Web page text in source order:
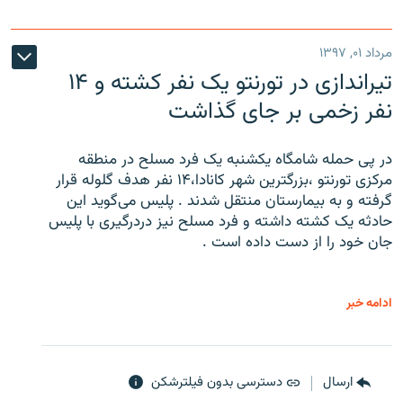
مرداد ۰۱, ۱۳۹۷
تیراندازی در تورنتو یک نفر کشته و ۱۴
نفر زخمی بر جای گذاشت
در پی حمله شامگاه یکشنبه یک فرد مسلح در منطقه
مرکزی تورنتو ،‌بزرگترین شهر کانادا،۱۴ نفر هدف گلوله قرار
گرفته و به بیمارستان منتقل شدند . پلیس می‌گوید این
حادثه یک کشته داشته و فرد مسلح نیز دردرگیری با پلیس
جان خود را از دست داده است .
ادامه خبر
ارسال دسترسی بدون فیلترشکن